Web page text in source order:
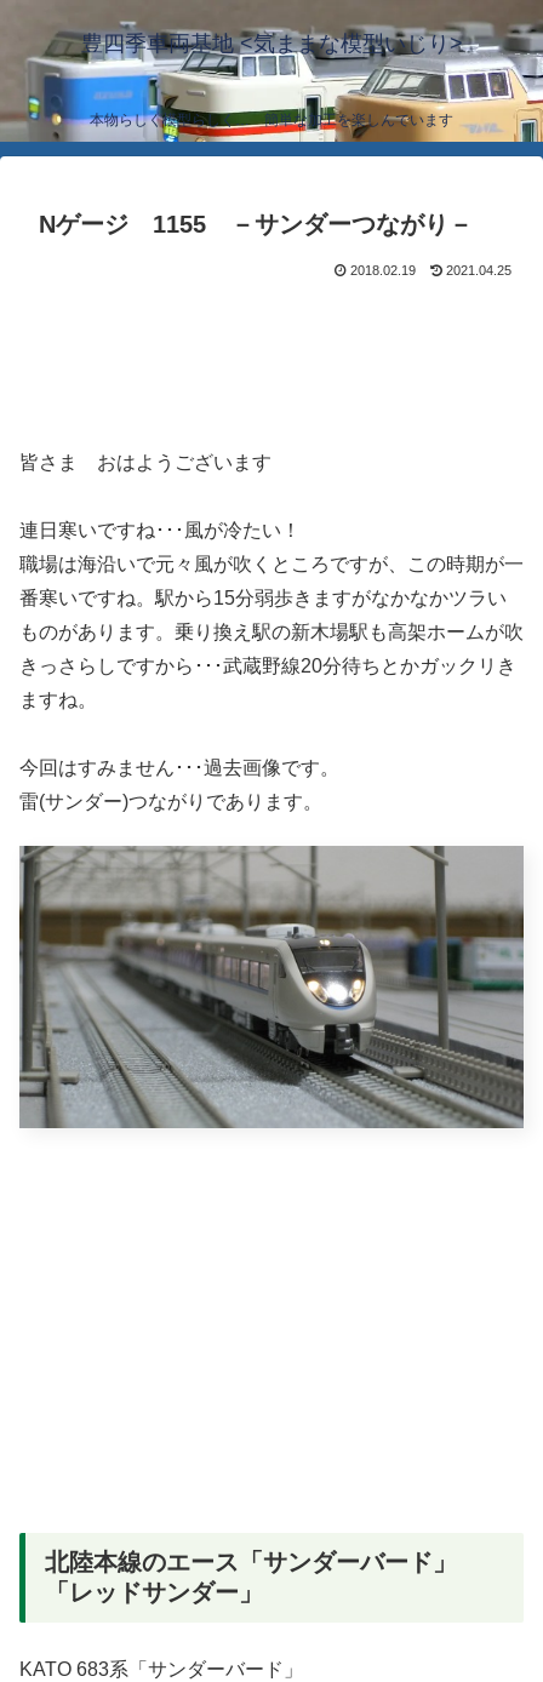
豊四季車両基地 <気ままな模型いじり>
本物らしく模型らしく… 簡単な加工を楽しんでいます
Nゲージ 1155 －サンダーつながり－
2018.02.19 2021.04.25
皆さま おはようございます
連日寒いですね･･･風が冷たい！
職場は海沿いで元々風が吹くところですが、この時期が一
番寒いですね。駅から15分弱歩きますがなかなかツラい
ものがあります。乗り換え駅の新木場駅も高架ホームが吹
きっさらしですから･･･武蔵野線20分待ちとかガックリき
ますね。
今回はすみません･･･過去画像です。
雷(サンダー)つながりであります。
北陸本線のエース「サンダーバード」
「レッドサンダー」
KATO 683系「サンダーバード」